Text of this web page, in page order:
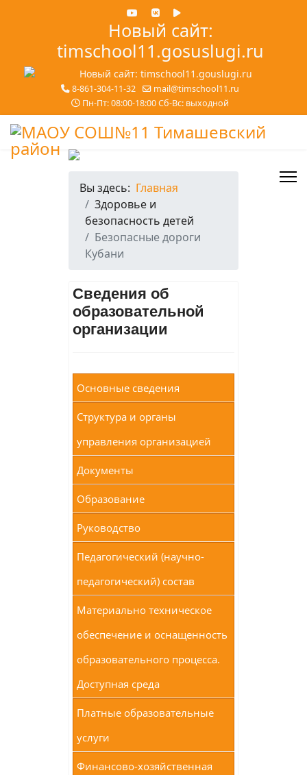
Новый сайт:
timschool11.gosuslugi.ru
8-861-304-11-32
mail@timschool11.ru
Пн-Пт: 08:00-18:00 Сб-Вс: выходной
Вы здесь: Главная
Здоровье и
безопасность детей
Безопасные дороги
Кубани
Сведения об
образовательной
организации
Основные сведения
Структура и органы
управления организацией
Документы
Образование
Руководство
Педагогический (научно-
педагогический) состав
Материально техническое
обеспечение и оснащенность
образовательного процесса.
Доступная среда
Платные образовательные
услуги
Финансово-хозяйственная